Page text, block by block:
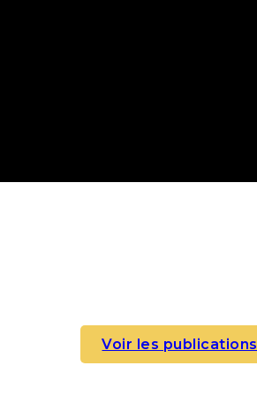
Voir les publications